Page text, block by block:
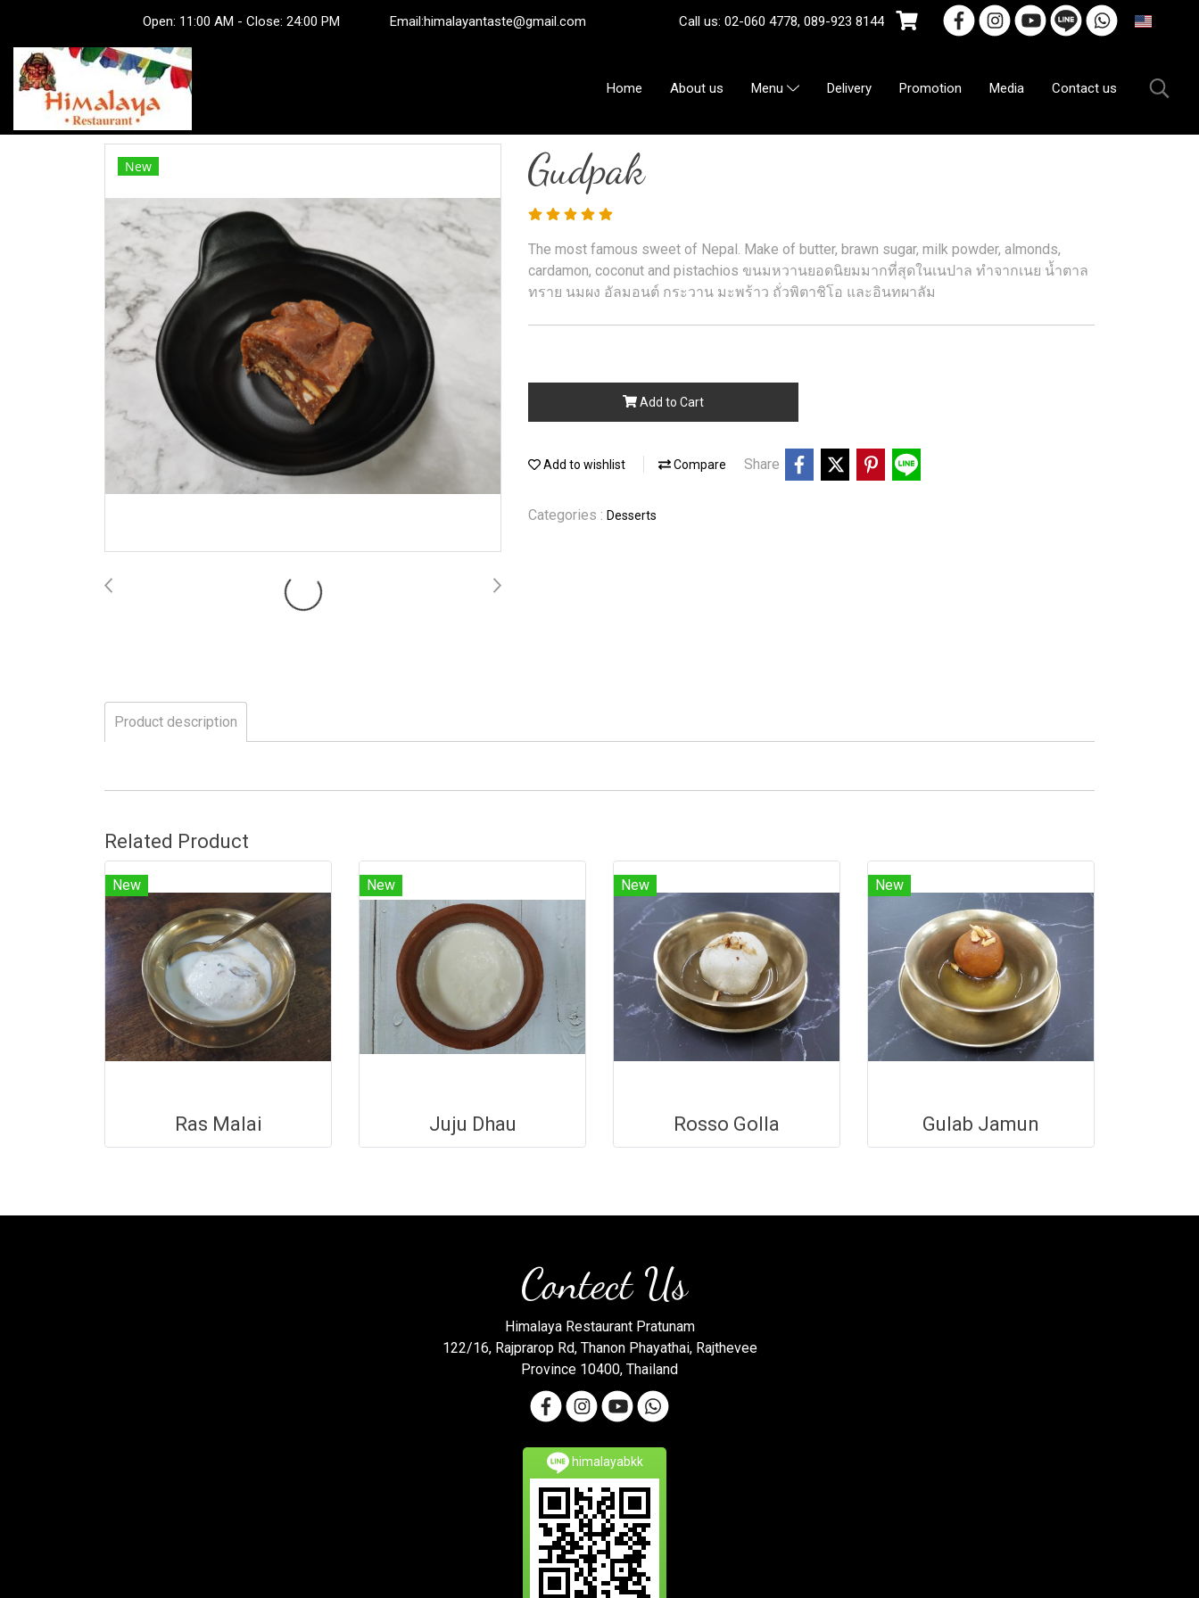
Open: 11:00 AM - Close: 24:00 PM Email:himalayantaste@gmail.com Call us: 02-060 4778, 089-923 8144
Home About us Menu Delivery Promotion Media Contact us
New Gudpak
The most famous sweet of Nepal. Make of butter, brawn sugar, milk powder, almonds,
cardamon, coconut and pistachios ขนมหวานยอดนิยมมากที่สุดในเนปาล ทำจากเนย น้ำตาล
ทราย นมผง อัลมอนต์ กระวาน มะพร้าว ถั่วพิตาชิโอ และอินทผาลัม
Add to Cart
Add to wishlist Compare Share
Categories : Desserts
Product description
Related Product
New
Ras Malai
New
Juju Dhau
New
Rosso Golla
New
Gulab Jamun
Contect Us
Himalaya Restaurant Pratunam
122/16, Rajprarop Rd, Thanon Phayathai, Rajthevee
Province 10400, Thailand
himalayabkk